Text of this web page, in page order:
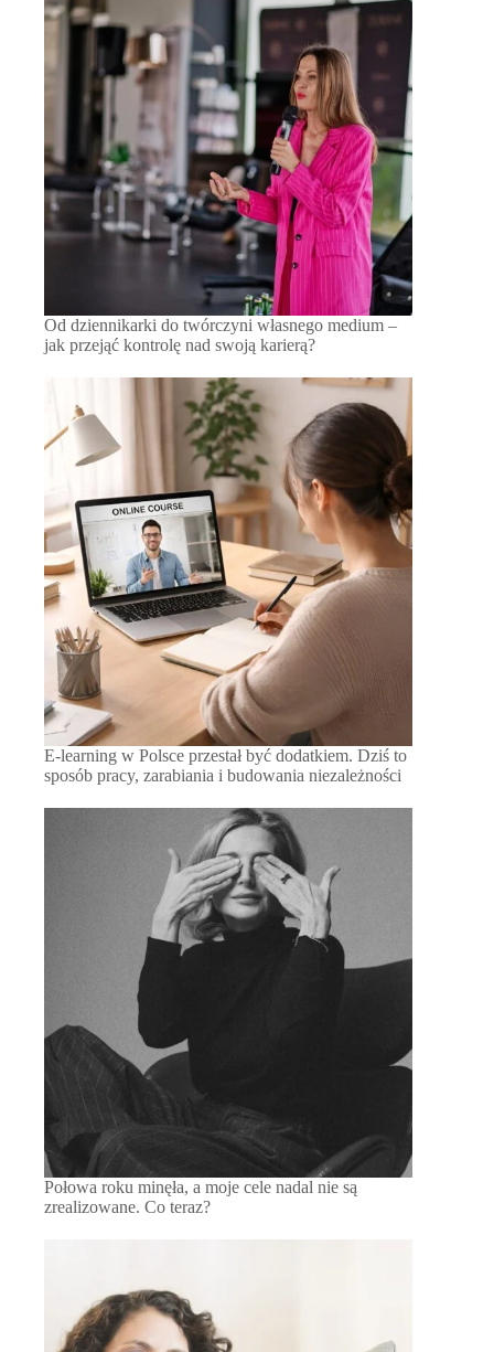
Od dziennikarki do twórczyni własnego medium –
jak przejąć kontrolę nad swoją karierą?
E-learning w Polsce przestał być dodatkiem. Dziś to
sposób pracy, zarabiania i budowania niezależności
Połowa roku minęła, a moje cele nadal nie są
zrealizowane. Co teraz?